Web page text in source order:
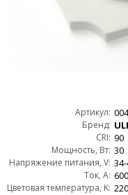
Артикул:
Бренд:
CRI: 90
Мощность, Вт: 30
Напряжение питания, V:
Ток, А:
Цветовая температура, K: